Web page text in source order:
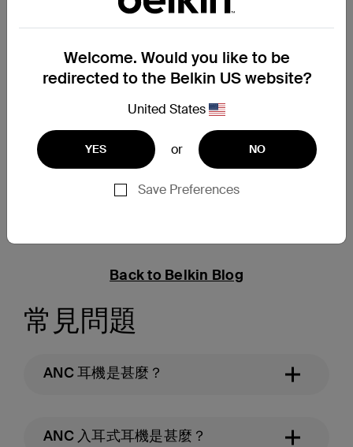
清晰通話品質 (ENC)
每個耳塞均配備三個麥克風
自訂 EQ 設定 (透過 SoundForm 流動應用程
式)
無線充電盒
了解更多
Back to Belkin Blog
常見問題
ANC 耳機是甚麼？
ANC 入耳式耳機是甚麼？
Welcome. Would you like to be
redirected to the Belkin US website?
United States
YES or NO
Save Preferences